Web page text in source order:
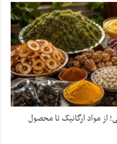
از مواد ارگانیک تا محصول